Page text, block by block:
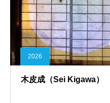
2026
木皮成（Sei Kigawa）